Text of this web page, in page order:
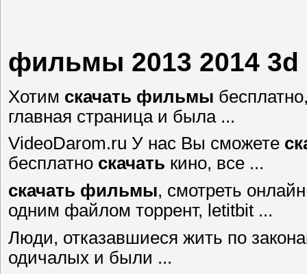
фильмы 2013 2014 3d
Хотим скачать фильмы
главная страница и была ...
VideoDarom.ru У нас Вы сможете
бесплатно скачать кино, все ...
скачать фильмы, смотреть
одним файлом торрент, letitbit ...
Люди, отказавшиеся жить по
одичалых и были ...